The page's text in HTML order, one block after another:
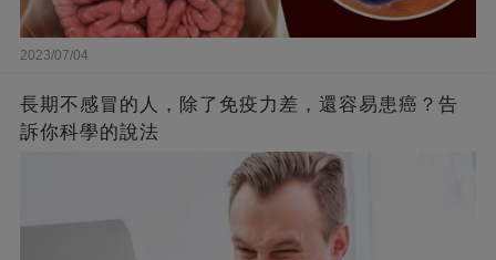
2023/07/04
長期不感冒的人，除了免疫力差，還容易患癌？告
訴你科學的說法